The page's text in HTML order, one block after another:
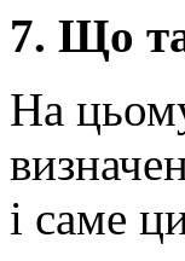
7. Що
На
і саме